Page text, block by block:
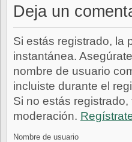
Deja un
Si estás registrado, la
instantánea.
nombre de usuario
incluiste durante el
Si no estás
moderación.
Nombre de usuario